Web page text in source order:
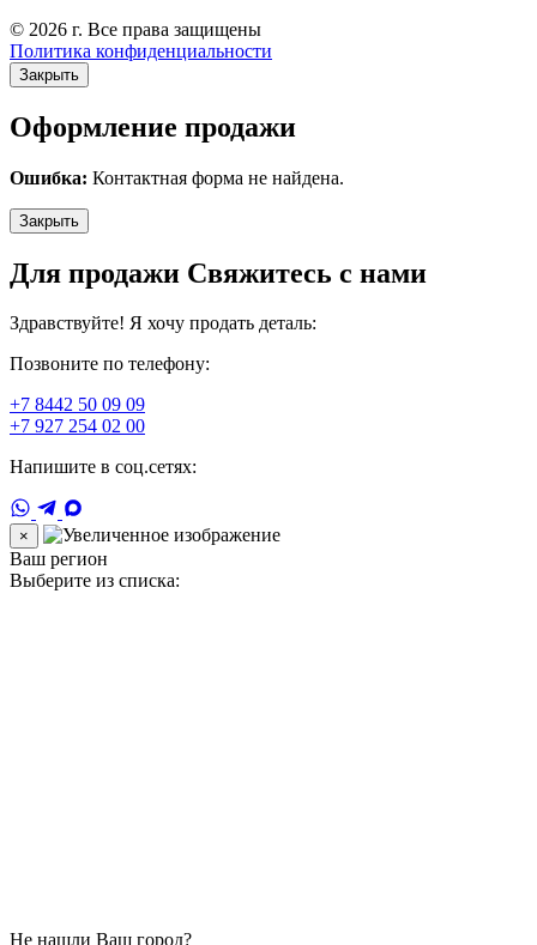
© 2026 г. Все права защищены
Политика конфиденциальности
Закрыть
Оформление продажи
Ошибка: Контактная форма не найдена.
Закрыть
Для продажи Свяжитесь с нами
Здравствуйте! Я хочу продать деталь:
Позвоните по телефону:
+7 8442 50 09 09
+7 927 254 02 00
Напишите в соц.сетях:
×
Ваш регион
Выберите из списка:
Не нашли Ваш город?